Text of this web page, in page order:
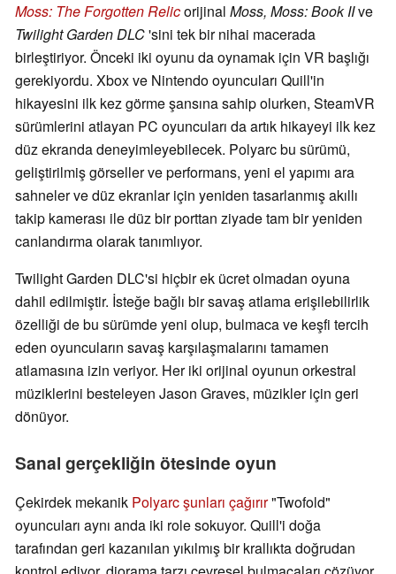
Moss: The Forgotten Relicorijinal Moss, Moss: Book IIve
Twilight Garden DLC'sini tek bir nihai macerada
birleştiriyor. Önceki iki oyunu da oynamak için VR başlığı
gerekiyordu. Xbox ve Nintendo oyuncuları Quill'in
hikayesini ilk kez görme şansına sahip olurken, SteamVR
sürümlerini atlayan PC oyuncuları da artık hikayeyi ilk kez
düz ekranda deneyimleyebilecek. Polyarc bu sürümü,
geliştirilmiş görseller ve performans, yeni el yapımı ara
sahneler ve düz ekranlar için yeniden tasarlanmış akıllı
takip kamerası ile düz bir porttan ziyade tam bir yeniden
canlandırma olarak tanımlıyor.
Twilight Garden DLC'si hiçbir ek ücret olmadan oyuna
dahil edilmiştir. İsteğe bağlı bir savaş atlama erişilebilirlik
özelliği de bu sürümde yeni olup, bulmaca ve keşfi tercih
eden oyuncuların savaş karşılaşmalarını tamamen
atlamasına izin veriyor. Her iki orijinal oyunun orkestral
müziklerini besteleyen Jason Graves, müzikler için geri
dönüyor.
Sanal gerçekliğin ötesinde oyun
Çekirdek mekanik Polyarc şunları çağırır"Twofold"
oyuncuları aynı anda iki role sokuyor. Quill'i doğa
tarafından geri kazanılan yıkılmış bir krallıkta doğrudan